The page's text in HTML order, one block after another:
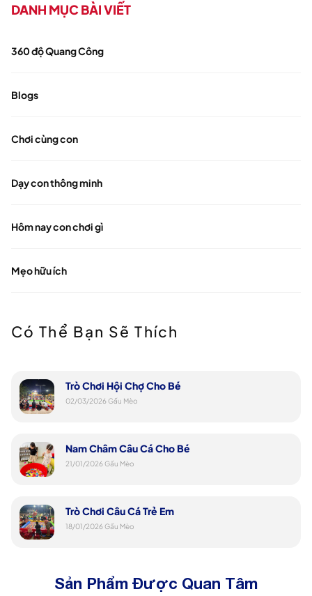
DANH MỤC BÀI VIẾT
360 độ Quang Công
Blogs
Chơi cùng con
Dạy con thông minh
Hôm nay con chơi gì
Mẹo hữu ích
Có Thể Bạn Sẽ Thích
Trò Chơi Hội Chợ Cho Bé
02/03/2026Gấu Mèo
Nam Châm Câu Cá Cho Bé
21/01/2026Gấu Mèo
Trò Chơi Câu Cá Trẻ Em
18/01/2026Gấu Mèo
Sản Phẩm Được Quan Tâm